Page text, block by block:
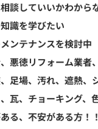
談していいかわから
識を学びたい
ンテナンスを検討中
、悪徳リフォーム業者
足場、汚れ、遮熱、
瓦、チョーキング、
る、不安がある方！！